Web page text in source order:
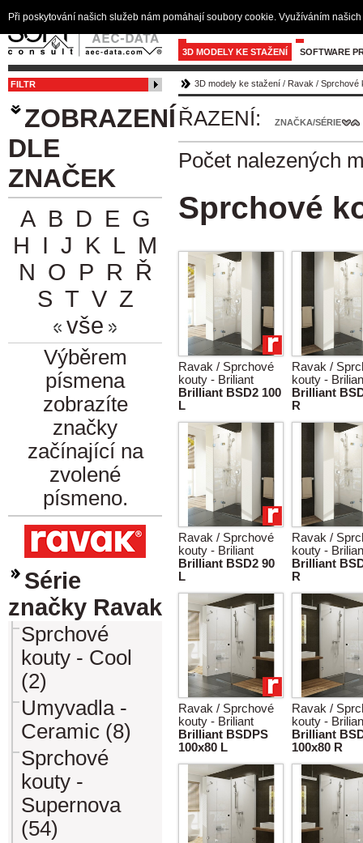
3D MODELY KE STAŽENÍ SOFTWARE
FILTR
ZOBRAZENÍ
DLE
ZNAČEK
A B D E G
H I J K L M
N O P R Ř
S T V Z
vše
Výběrem
písmena
zobrazíte
značky
začínající na
zvolené
písmeno.
Série
značky Ravak
Sprchové
kouty - Cool
(2)
Umyvadla -
Ceramic (8)
Sprchové
kouty -
Supernova
(54)
3D modely ke stažení / Ravak / Sprchové
ŘAZENÍ: ZNAČKA/SÉRIE
Počet nalezených
Sprchové
Ravak / Sprchové
kouty - Briliant
Brilliant BSD2 100
L
Ravak /
kouty -
Brilliant
R
Ravak / Sprchové
kouty - Briliant
Brilliant BSD2 90
L
Ravak /
kouty -
Brilliant
R
Ravak / Sprchové
kouty - Briliant
Brilliant BSDPS
100x80 L
Ravak /
kouty -
Brilliant
100x80 R
Při poskytování našich služeb nám pomáhají soubory cookie. Využíváním